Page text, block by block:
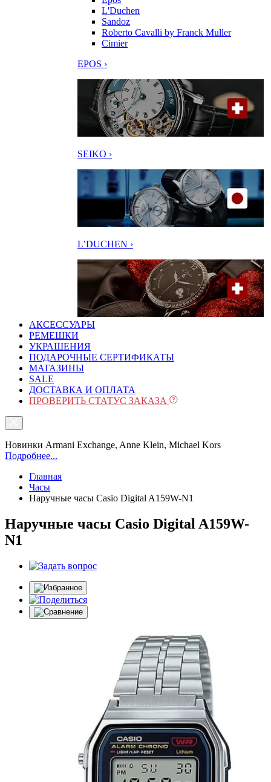
L'Duchen
Sandoz
Roberto Cavalli by Franck Muller
Cimier
EPOS ›
SEIKO ›
L’DUCHEN ›
АКСЕССУАРЫ
РЕМЕШКИ
УКРАШЕНИЯ
ПОДАРОЧНЫЕ СЕРТИФИКАТЫ
МАГАЗИНЫ
SALE
ДОСТАВКА И ОПЛАТА
ПРОВЕРИТЬ СТАТУС ЗАКАЗА
Новинки Armani Exchange, Anne Klein, Michael Kors
Подробнее...
Главная
Часы
Наручные часы Casio Digital A159W-N1
Наручные часы Casio Digital A159W-
N1